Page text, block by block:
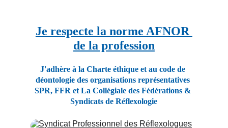
J'adhère à la Charte éthique et au code de
déontologie des organisations représentatives
SPR, FFR et La Collégiale des Fédérations &
Syndicats de Réflexologie
Je respecte la norme AFNOR
de la profession